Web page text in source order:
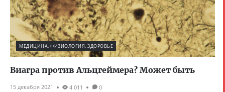
МЕДИЦИНА, ФИЗИОЛОГИЯ, ЗДОРОВЬЕ
Виагра против Альцгеймера? Может быть
15 декабря 2021 4 011 0